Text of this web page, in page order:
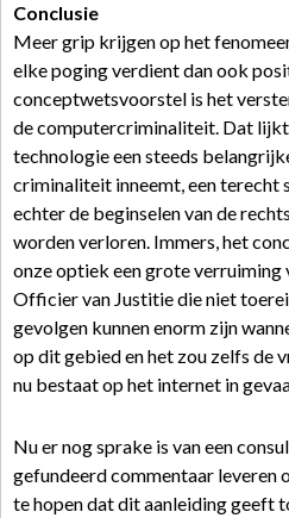
Conclusie
Meer grip krijgen op het
elke poging verdient dan ook
conceptwetsvoorstel is het
de computercriminaliteit. Dat
technologie een steeds
criminaliteit inneemt, een terecht
echter de beginselen van de
worden verloren. Immers, het
onze optiek een grote verruiming
Officier van Justitie die niet
gevolgen kunnen enorm zijn
op dit gebied en het zou zelfs de
nu bestaat op het internet in
Nu er nog sprake is van een
gefundeerd commentaar
te hopen dat dit aanleiding geeft